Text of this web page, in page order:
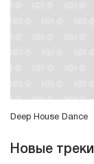
Deep House Dance
Новые треки